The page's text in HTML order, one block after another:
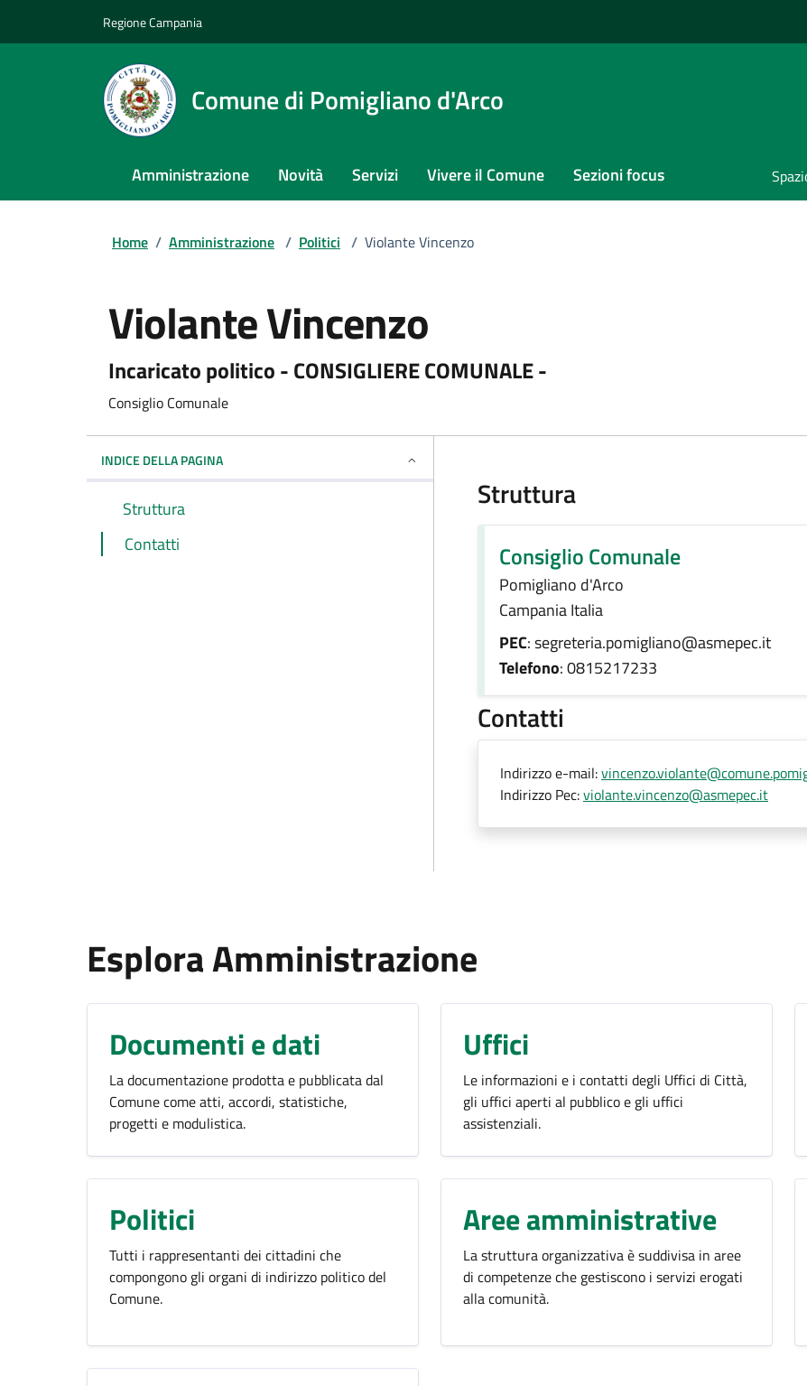
Regione Campania
Comune di Pomigliano d'Arco
Amministrazione Novità Servizi Vivere il Comune Sezioni focus
Home / Amministrazione / Politici / Violante Vincenzo
Violante Vincenzo
Incaricato politico - CONSIGLIERE COMUNALE -
Consiglio Comunale
INDICE DELLA PAGINA
Struttura
Contatti
Struttura
Consiglio Comunale
Pomigliano d'Arco
Campania Italia
PEC: segreteria.pomigliano@asmepec.it
Telefono: 0815217233
Contatti
Indirizzo e-mail:
Indirizzo Pec:violante.vincenzo@asmepec.it
Esplora Amministrazione
Documenti e dati
La documentazione prodotta e pubblicata dal
Comune come atti, accordi, statistiche,
progetti e modulistica.
Uffici
Le informazioni e i contatti degli Uffici di Città,
gli uffici aperti al pubblico e gli uffici
assistenziali.
Politici
Tutti i rappresentanti dei cittadini che
compongono gli organi di indirizzo politico del
Comune.
Aree amministrative
La struttura organizzativa è suddivisa in aree
di competenze che gestiscono i servizi erogati
alla comunità.